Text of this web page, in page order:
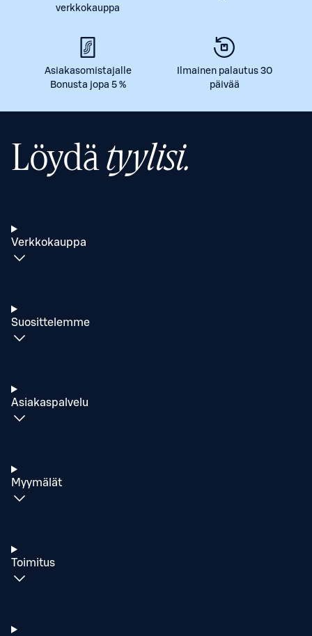
verkkokauppa
Asiakasomistajalle
Bonusta jopa 5 %
Ilmainen palautus 30
päivää
Löydätyylisi.
Verkkokauppa
Suosittelemme
Asiakaspalvelu
Myymälät
Toimitus